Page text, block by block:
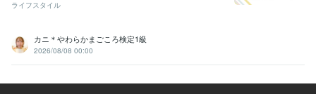
ライフスタイル
カニ＊やわらかまごころ検定1級
2026/08/08 00:00